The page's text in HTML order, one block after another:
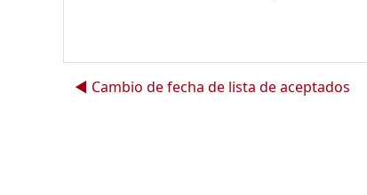
◀︎ Cambio de fecha de lista de aceptados